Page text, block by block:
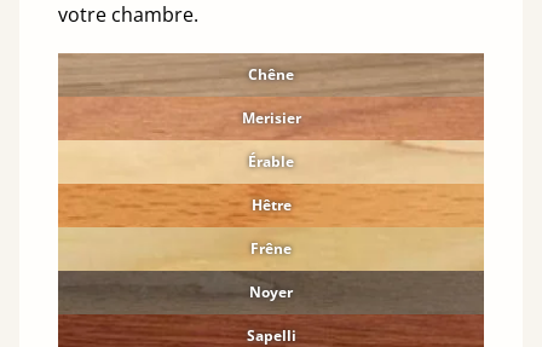
votre chambre.
Chêne
Merisier
Érable
Hêtre
Frêne
Noyer
Sapelli